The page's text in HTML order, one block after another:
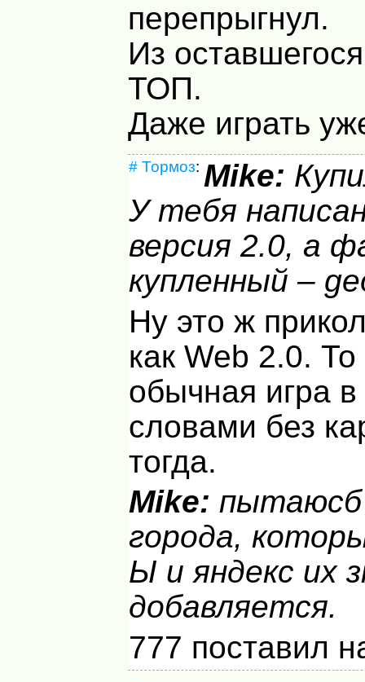
перепрыгнул.
Из
ТОП.
Даже играть
# Тормоз: Mike:
У тебя
версия 2.0, а
купленный –
Ну это ж
как Web 2.0. То
обычная игра в
словами без
тогда.
Mike: пытаюсб
города,
Ы и яндекс их
добавляется.
777 поставил